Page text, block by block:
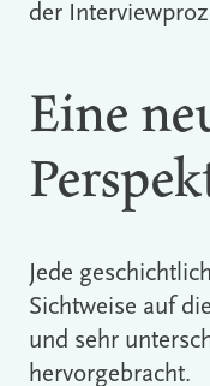
der
Eine
Jede
Sichtweise auf
und sehr
hervorgebracht.